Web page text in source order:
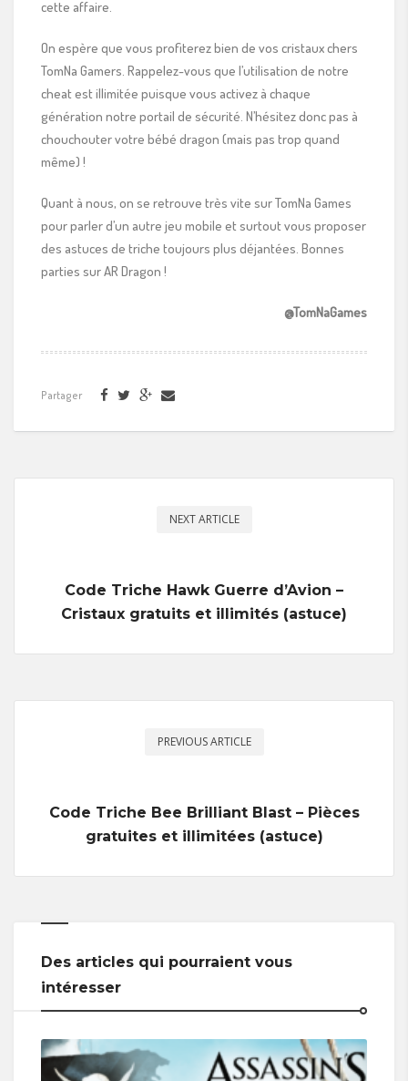
cette affaire.
On espère que vous profiterez bien de vos cristaux chers
TomNa Gamers. Rappelez-vous que l’utilisation de notre
cheat est illimitée puisque vous activez à chaque
génération notre portail de sécurité. N’hésitez donc pas à
chouchouter votre bébé dragon (mais pas trop quand
même) !
Quant à nous, on se retrouve très vite sur TomNa Games
pour parler d’un autre jeu mobile et surtout vous proposer
des astuces de triche toujours plus déjantées. Bonnes
parties sur AR Dragon !
@TomNaGames
Partager
NEXT ARTICLE
Code Triche Hawk Guerre d’Avion –
Cristaux gratuits et illimités (astuce)
PREVIOUS ARTICLE
Code Triche Bee Brilliant Blast – Pièces
gratuites et illimitées (astuce)
Des articles qui pourraient vous
intéresser